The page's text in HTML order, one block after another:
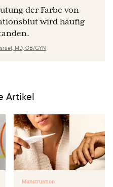
der Farbe von
wird häufig
MD, OB/GYN
Artikel
Menstruation